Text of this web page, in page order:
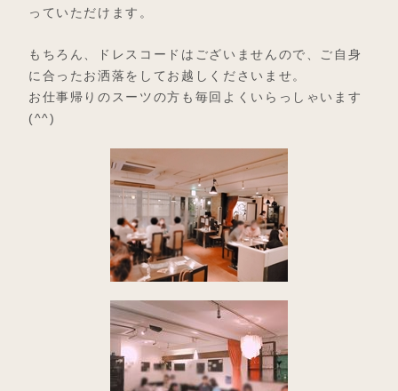
っていただけます。
もちろん、ドレスコードはございませんので、ご自身
に合ったお洒落をしてお越しくださいませ。
お仕事帰りのスーツの方も毎回よくいらっしゃいます
(^^)